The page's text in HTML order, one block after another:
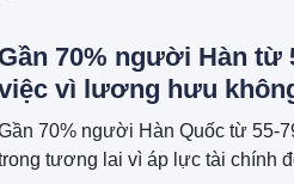
Gần 70% người Hàn từ
vì lương hưu
70% người Hàn Quốc từ 55-
tương lai vì áp lực tài chính